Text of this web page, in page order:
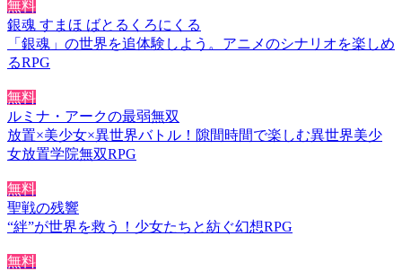
無料
銀魂 すまほ ばとるくろにくる
「銀魂」の世界を追体験しよう。アニメのシナリオを楽しめ
るRPG
無料
ルミナ・アークの最弱無双
放置×美少女×異世界バトル！隙間時間で楽しむ異世界美少
女放置学院無双RPG
無料
聖戦の残響
“絆”が世界を救う！少女たちと紡ぐ幻想RPG
無料